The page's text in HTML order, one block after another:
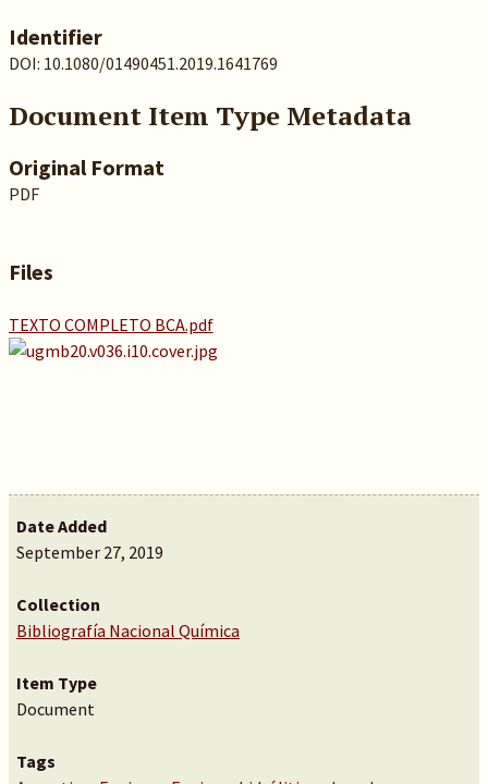
Identifier
DOI: 10.1080/01490451.2019.1641769
Document Item Type Metadata
Original Format
PDF
Files
TEXTO COMPLETO BCA.pdf
Date Added
September 27, 2019
Collection
Bibliografía Nacional Química
Item Type
Document
Tags